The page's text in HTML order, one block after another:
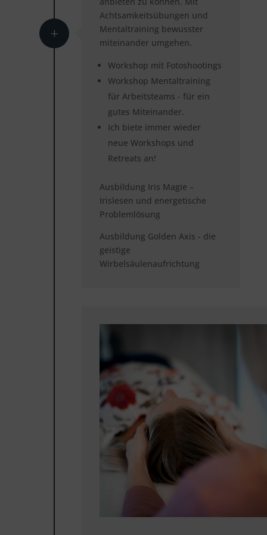
Achtsamkeitsübungen und
Mentaltraining bewusster
miteinander umgehen.
Workshop mit Fotoshootings
Workshop Mentaltraining
für Arbeitsteams - für ein
gutes Miteinander.
Ich biete immer wieder
neue Workshops und
Retreats an!
Ausbildung Iris Magie –
Irislesen und energetische
Problemlösung
Ausbildung Golden Axis - die
geistige
Wirbelsäulenaufrichtung